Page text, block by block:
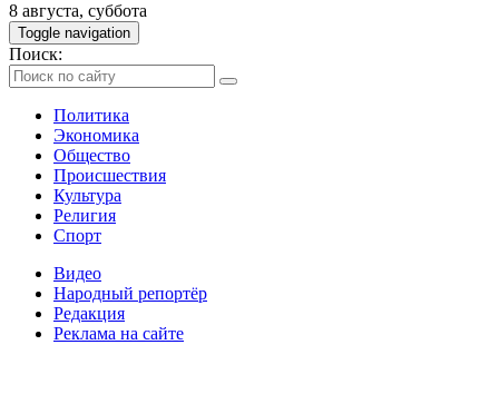
8 августа, суббота
Toggle navigation
Поиск:
Политика
Экономика
Общество
Происшествия
Культура
Религия
Спорт
Видео
Народный репортёр
Редакция
Реклама на сайте